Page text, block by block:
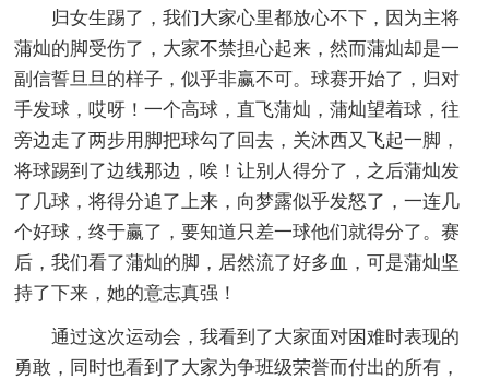
归女生踢了，我们大家心里都放心不下，因为主将
蒲灿的脚受伤了，大家不禁担心起来，然而蒲灿却是一
副信誓旦旦的样子，似乎非赢不可。球赛开始了，归对
手发球，哎呀！一个高球，直飞蒲灿，蒲灿望着球，往
旁边走了两步用脚把球勾了回去，关沐西又飞起一脚，
将球踢到了边线那边，唉！让别人得分了，之后蒲灿发
了几球，将得分追了上来，向梦露似乎发怒了，一连几
个好球，终于赢了，要知道只差一球他们就得分了。赛
后，我们看了蒲灿的脚，居然流了好多血，可是蒲灿坚
持了下来，她的意志真强！
通过这次运动会，我看到了大家面对困难时表现的
勇敢，同时也看到了大家为争班级荣誉而付出的所有，